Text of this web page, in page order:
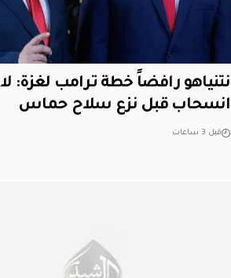
نتنياهو رافضاً خطة ترامب لغزة: لا
انسحاب قبل نزع سلاح حماس
قبل 3 ساعات